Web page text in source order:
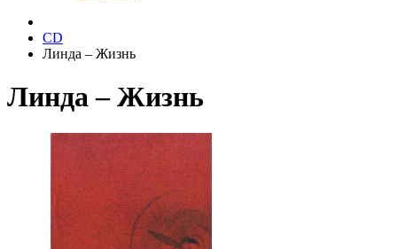
CD
Линда ‎– Жизнь
Линда ‎– Жизнь